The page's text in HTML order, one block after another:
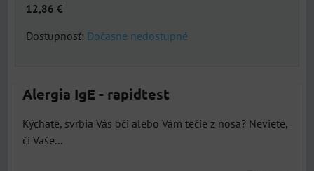
12,86 €
Dostupnosť: Dočasne nedostupné
Alergia IgE - rapidtest
Kýchate, svrbia Vás oči alebo Vám tečie z nosa? Neviete,
či Vaše...